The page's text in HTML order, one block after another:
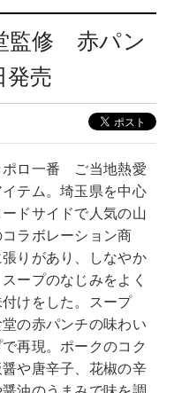
監修 赤パン
発売
ポロ一番 ご当地熱愛
テム。埼玉県を中心
ドサイドで人気の山
ラボレーション商
りがあり、しなやか
ープのなじみをよく
けをした。スープ
の赤パンチの味わい
再現。ポークのコク
や唐辛子、花椒の辛